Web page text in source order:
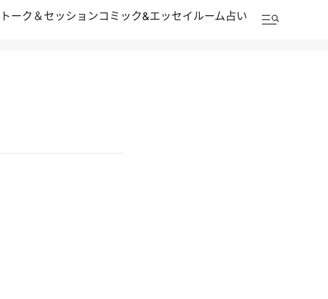
トーク＆セッションコミック&エッセイルーム占い